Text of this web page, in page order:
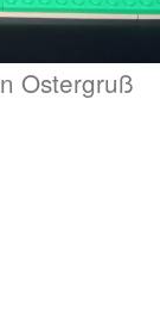
Ostergruß